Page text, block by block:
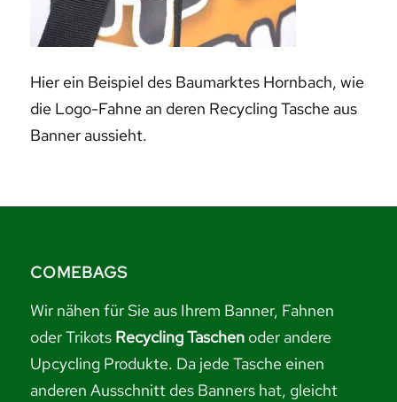
Hier ein Beispiel des Baumarktes Hornbach, wie
die Logo-Fahne an deren Recycling Tasche aus
Banner aussieht.
COMEBAGS
Wir nähen für Sie aus Ihrem Banner, Fahnen
oder Trikots Recycling Taschenoder andere
Upcycling Produkte. Da jede Tasche einen
anderen Ausschnitt des Banners hat, gleicht